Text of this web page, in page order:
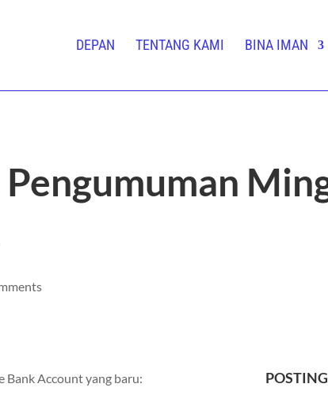
DEPAN TENTANG KAMI BINA IMAN
Bank Account yang baru: